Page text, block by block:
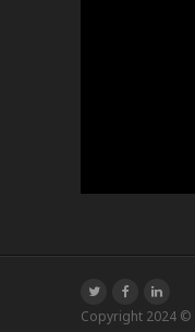
Copyright 2024 ©